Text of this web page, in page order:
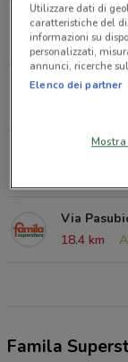
Via
9.8 km
Via G.
Via Adua
Via
18.4 km
Famila
Utilizzare dati di
caratteristiche del
informazioni su
personalizzati,
annunci, ricerche
Elenco dei partner